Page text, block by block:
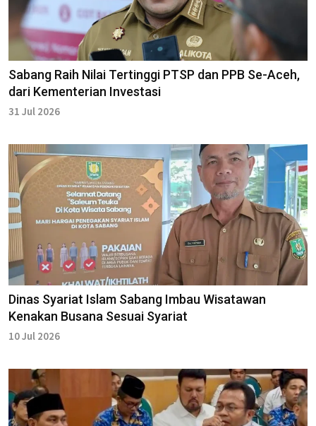
Sabang Raih Nilai Tertinggi PTSP dan PPB Se-Aceh,
dari Kementerian Investasi
31 Jul 2026
Dinas Syariat Islam Sabang Imbau Wisatawan
Kenakan Busana Sesuai Syariat
10 Jul 2026